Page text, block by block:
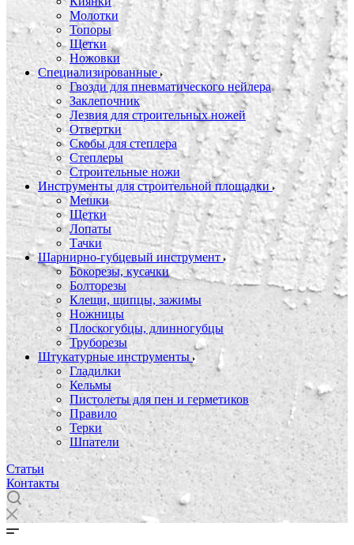
Молотки
Топоры
Щетки
Ножовки
Специализированные
Гвозди для пневматического нейлера
Заклепочник
Лезвия для строительных ножей
Отвертки
Скобы для степлера
Степлеры
Строительные ножи
Инструменты для строительной площадки
Мешки
Щетки
Лопаты
Тачки
Шарнирно-губцевый инструмент
Бокорезы, кусачки
Болторезы
Клещи, щипцы, зажимы
Ножницы
Плоскогубцы, длинногубцы
Труборезы
Штукатурные инструменты
Гладилки
Кельмы
Пистолеты для пен и герметиков
Правило
Терки
Шпатели
Статьи
Контакты